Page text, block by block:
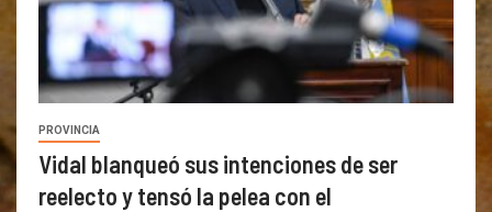
PROVINCIA
Vidal blanqueó sus intenciones de ser
reelecto y tensó la pelea con el